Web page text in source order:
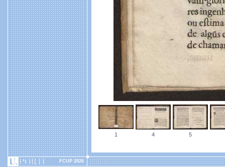
1 4 5
FCUP 2026